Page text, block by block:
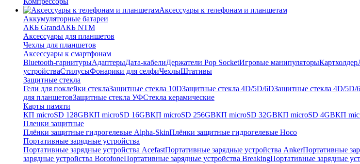
Аксессуары к телефонам и планшетам
Аккумуляторные батареи
АКБ GrandАКБ NTM
Аксессуары для планшетов
Чехлы для планшетов
Аксессуары к смартфонам
Bluetooth-гарнитурыАдаптерыДата-кабелиДержатели Pop SocketИгровые манипуляторыКартхолдер
устройстваСтилусыФонарики для селфиЧехлыШтативы
Защитные стекла
Гели для поклейки стеклаЗащитные стекла 10DЗащитные стекла 4D/5D/6DЗащитные стекла 4D/5D/
для планшетовЗащитные стекла УФСтекла керамические
Карты памяти
КП microSD 128GBКП microSD 16GBКП microSD 256GBКП microSD 32GBКП microSD 4GBКП
Пленки защитные
Плёнки защитные гидрогелевые Alpha-SkinПлёнки защитные гидрогелевые Hoco
Портативные зарядные устройства
Портативные зарядные устройства AcefastПортативные зарядные устройства AnkerПортативные
зарядные устройства BorofoneПортативные зарядные устройства BreakingПортативные зарядные